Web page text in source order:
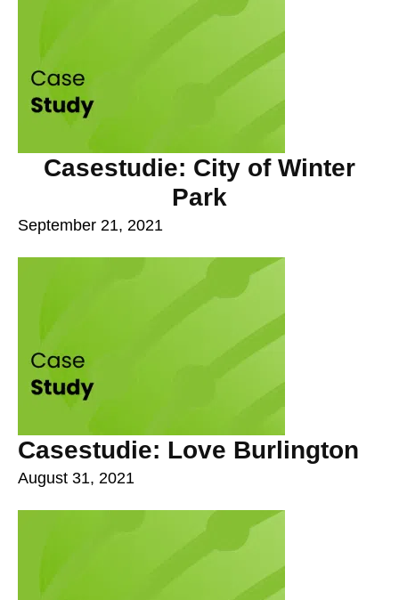
Casestudie: City of Winter
Park
September 21, 2021
Casestudie: Love Burlington
August 31, 2021